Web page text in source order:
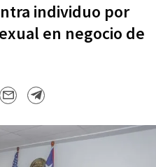
individuo por
en negocio de